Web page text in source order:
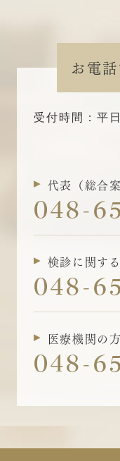
お電
受付時間：平
代表（総合案
048-
検診に関す
048-
医療機関の
048-